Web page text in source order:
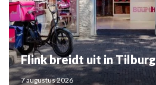
Flink breidt uit in Tilburg
7 augustus 2026